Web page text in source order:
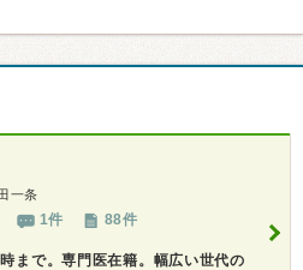
一条
1件 88件
まで。専門医在籍。幅広い世代の